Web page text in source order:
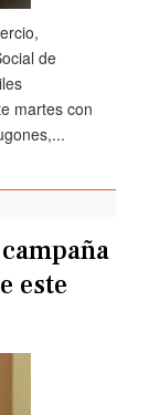
de
martes con
este